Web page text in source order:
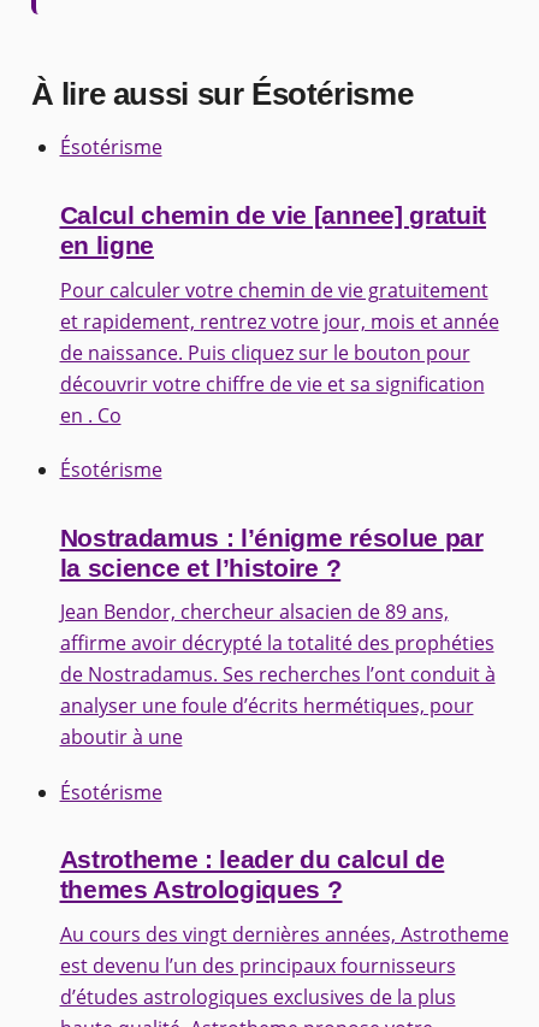
À lire aussi sur Ésotérisme
Ésotérisme
Calcul chemin de vie [annee] gratuit
en ligne
Pour calculer votre chemin de vie gratuitement
et rapidement, rentrez votre jour, mois et année
de naissance. Puis cliquez sur le bouton pour
découvrir votre chiffre de vie et sa signification
en . Co
Ésotérisme
Nostradamus : l’énigme résolue par
la science et l’histoire ?
Jean Bendor, chercheur alsacien de 89 ans,
affirme avoir décrypté la totalité des prophéties
de Nostradamus. Ses recherches l’ont conduit à
analyser une foule d’écrits hermétiques, pour
aboutir à une
Ésotérisme
Astrotheme : leader du calcul de
themes Astrologiques ?
Au cours des vingt dernières années, Astrotheme
est devenu l’un des principaux fournisseurs
d’études astrologiques exclusives de la plus